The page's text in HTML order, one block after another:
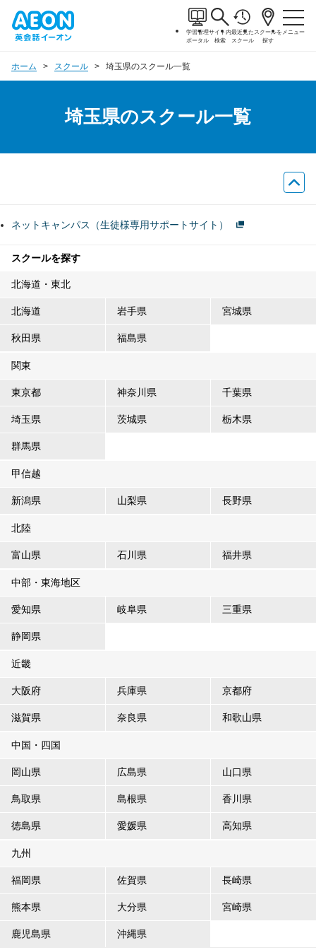
学習管理
ポータル
サイト内
検索
最近見た
スクール
スクールを
探す
メニュー
ホーム スクール 埼玉県のスクール一覧
埼玉県のスクール一覧
ネットキャンパス（生徒様専用サポートサイト）
スクールを探す
北海道・東北
北海道 岩手県 宮城県
秋田県 福島県
関東
東京都 神奈川県 千葉県
埼玉県 茨城県 栃木県
群馬県
甲信越
新潟県 山梨県 長野県
北陸
富山県 石川県 福井県
中部・東海地区
愛知県 岐阜県 三重県
静岡県
近畿
大阪府 兵庫県 京都府
滋賀県 奈良県 和歌山県
中国・四国
岡山県 広島県 山口県
鳥取県 島根県 香川県
徳島県 愛媛県 高知県
九州
福岡県 佐賀県 長崎県
熊本県 大分県 宮崎県
鹿児島県 沖縄県